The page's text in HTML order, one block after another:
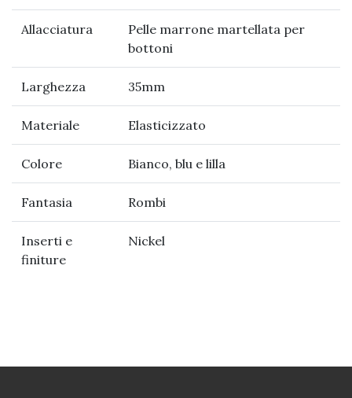
Allacciatura
Pelle marrone martellata per
bottoni
Larghezza 35mm
Materiale Elasticizzato
Colore Bianco, blu e lilla
Fantasia Rombi
Inserti e
finiture
Nickel